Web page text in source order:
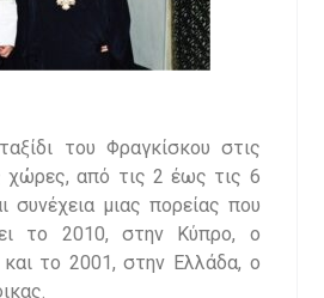
του Φραγκίσκου στις
χώρες, από τις 2 έως τις 6
συνέχεια μιας πορείας που
το 2010, στην Κύπρο, ο
το 2001, στην Ελλάδα, ο